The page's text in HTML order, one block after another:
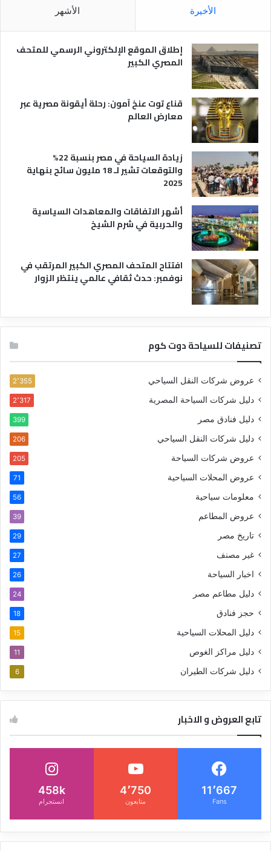
ر
ة
و
الأخيرة الأشهر
إطلاق الموقع الإلكتروني الرسمي للمتحف
المصري الكبير
قناع توت عنخ آمون: رحلة أيقونة مصرية عبر
معارض العالم
زيادة السياحة في مصر بنسبة 22%
والتوقعات تشير لـ 18 مليون سائح بنهاية
2025
أشهر الاتفاقات والمعاهدات السياسية
والحربية في شرم الشيخ
افتتاح المتحف المصري الكبير المرتقب في
نوفمبر: حدث ثقافي عالمي ينتظر الزوار
تصنيفات للسياحة دوت كوم
عروض شركات النقل السياحي 2٬355
دليل شركات السياحة المصرية 2٬317
دليل فنادق مصر 399
دليل شركات النقل السياحي 206
عروض شركات السياحة 205
عروض المحلات السياحية 71
معلومات سياحية 56
عروض المطاعم 39
تاريخ مصر 29
غير مصنف 27
اخبار السياحة 26
دليل مطاعم مصر 24
حجز فنادق 18
دليل المحلات السياحية 15
دليل مراكز الغوص 11
دليل شركات الطيران 6
تابع العروض و الاخبار
11٬667
Fans
4٬750
متابعون
458k
انستجرام